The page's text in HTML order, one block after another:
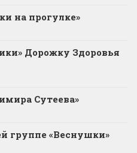
на прогулке»
Дорожку Здоровья
Сутеева»
группе «Веснушки»